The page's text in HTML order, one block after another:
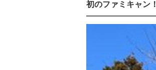
初のファミキャン！